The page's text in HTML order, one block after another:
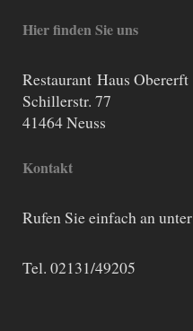
Hier finden Sie uns
Restaurant Haus Obererft
Schillerstr. 77
41464Neuss
Kontakt
Rufen Sie einfach an unter
Tel. 02131/49205